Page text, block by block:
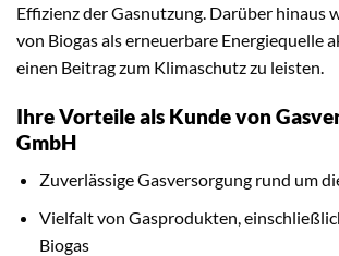
Effizienz der Gasnutzung. Darüber hinaus
von Biogas als erneuerbare Energiequelle
einen Beitrag zum Klimaschutz zu leisten.
Ihre Vorteile als Kunde von
GmbH
Zuverlässige Gasversorgung rund um
Vielfalt von Gasprodukten,
Biogas